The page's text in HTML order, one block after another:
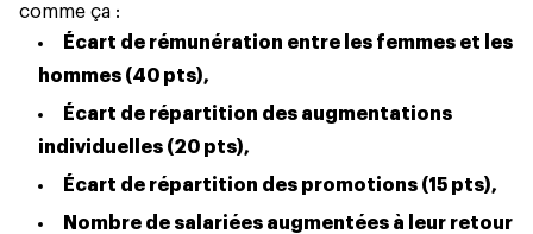
comme ça :
Écart de rémunération entre les femmes et les
hommes (40 pts),
Écart de répartition des augmentations
individuelles (20 pts),
Écart de répartition des promotions (15 pts),
Nombre de salariées augmentées à leur retour